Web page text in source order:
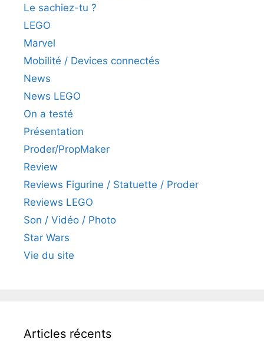
Le sachiez-tu ?
LEGO
Marvel
Mobilité / Devices connectés
News
News LEGO
On a testé
Présentation
Proder/PropMaker
Review
Reviews Figurine / Statuette / Proder
Reviews LEGO
Son / Vidéo / Photo
Star Wars
Vie du site
Articles récents